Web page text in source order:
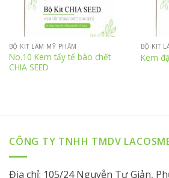
BỘ KIT LÀM MỸ PHẨM
No.10 Kem tẩy tế bào chết
CHIA SEED
BỘ KIT
Kem
CÔNG TY TNHH TMDV
Địa chỉ: 105/24 Nguyễn Tư Giản,